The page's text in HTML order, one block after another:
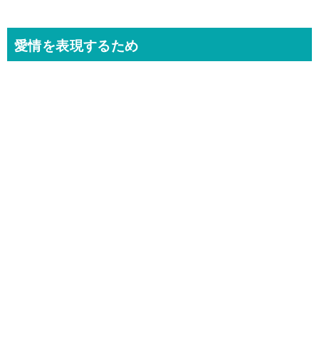
愛情を表現するため